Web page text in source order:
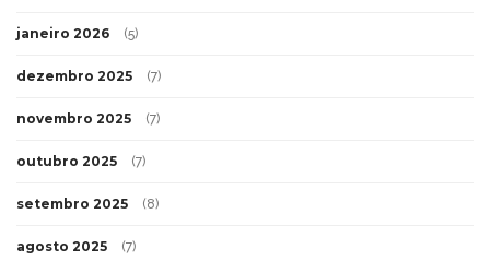
janeiro 2026 (5)
dezembro 2025 (7)
novembro 2025 (7)
outubro 2025 (7)
setembro 2025 (8)
agosto 2025 (7)